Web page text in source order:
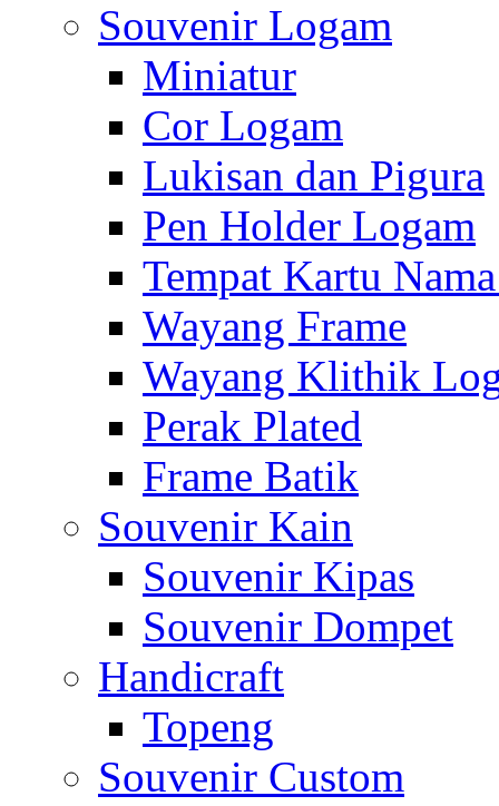
Souvenir Logam
Miniatur
Cor Logam
Lukisan dan Pigura
Pen Holder Logam
Tempat Kartu
Wayang Frame
Wayang Klithik
Perak Plated
Frame Batik
Souvenir Kain
Souvenir Kipas
Souvenir Dompet
Handicraft
Topeng
Souvenir Custom